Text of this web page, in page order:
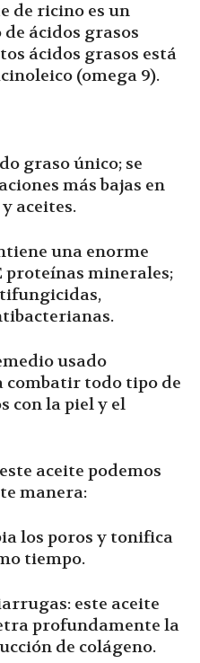
de ricino es un
ácidos grasos
ácidos grasos está
(omega 9).
graso único; se
más bajas en
aceites.
una enorme
proteínas minerales;
usado
todo tipo de
con la piel y el
aceite podemos
manera:
los poros y tonifica
tiempo.
este aceite
profundamente la
de colágeno.